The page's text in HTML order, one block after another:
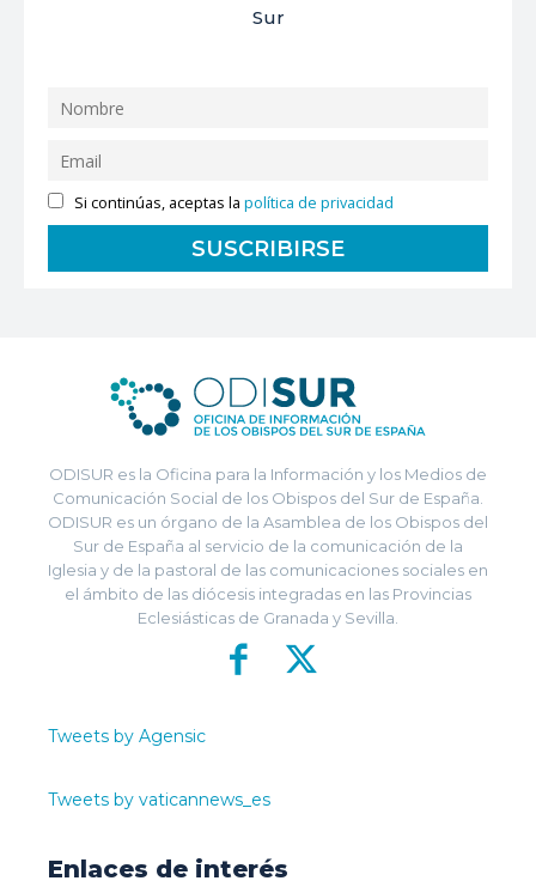
Sur
Si continúas, aceptas lapolítica de privacidad
ODISUR es la Oficina para la Información y los Medios de
Comunicación Social de los Obispos del Sur de España.
ODISUR es un órgano de la Asamblea de los Obispos del
Sur de España al servicio de la comunicación de la
Iglesia y de la pastoral de las comunicaciones sociales en
el ámbito de las diócesis integradas en las Provincias
Eclesiásticas de Granada y Sevilla.
Tweets by Agensic
Tweets by vaticannews_es
Enlaces de interés